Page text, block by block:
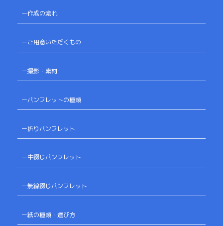
ー作成の流れ
ーご用意いただくもの
ー撮影・素材
ーパンフレットの種類
ー折りパンフレット
ー中綴じパンフレット
ー無線綴じパンフレット
ー紙の種類・選び方